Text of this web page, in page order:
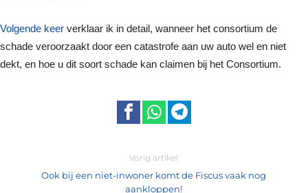
Volgende keer verklaar ik in detail, wanneer het consortium de
schade veroorzaakt door een catastrofe aan uw auto wel en niet
dekt, en hoe u dit soort schade kan claimen bij het Consortium.
Vorig artikel
Ook bij een niet-inwoner komt de Fiscus vaak nog
aankloppen!